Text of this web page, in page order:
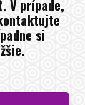
V prípade,
si